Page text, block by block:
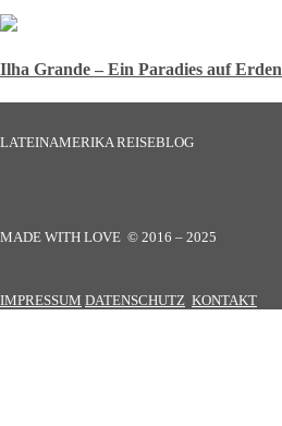
Ilha Grande – Ein Paradies auf Erden
LATEINAMERIKA REISEBLOG
MADE WITH LOVE © 2016 – 2025
IMPRESSUM DATENSCHUTZ KONTAKT